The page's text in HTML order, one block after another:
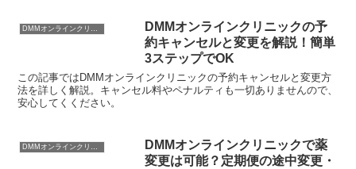
DMMオンラインクリニック
DMMオンラインクリニックの予
約キャンセルと変更を解説！簡単
3ステップでOK
この記事ではDMMオンラインクリニックの予約キャンセルと変更方
法を詳しく解説。キャンセル料やペナルティも一切ありませんので、
安心してくください。
DMMオンラインクリニック
DMMオンラインクリニックで薬
変更は可能？定期便の途中変更・